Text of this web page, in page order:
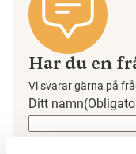
Har du en
Vi svarar gärna på
Ditt namn